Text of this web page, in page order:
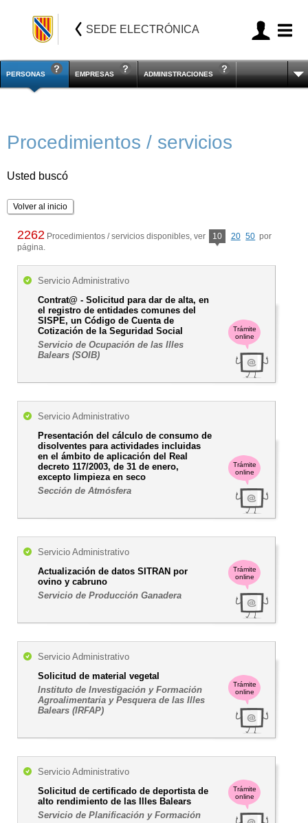
SEDE ELECTRÓNICA
PERSONAS EMPRESAS ADMINISTRACIONES
Procedimientos / servicios
Usted buscó
Volver al inicio
2262 Procedimientos / servicios disponibles, ver 10 20 50 por
página.
Trámite
online
Servicio Administrativo
Contrat@ - Solicitud para dar de alta, en
el registro de entidades comunes del
SISPE, un Código de Cuenta de
Cotización de la Seguridad Social
Servicio de Ocupación de las Illes
Balears (SOIB)
Trámite
online
Servicio Administrativo
Presentación del cálculo de consumo de
disolventes para actividades incluidas
en el ámbito de aplicación del Real
decreto 117/2003, de 31 de enero,
excepto limpieza en seco
Sección de Atmósfera
Trámite
online
Servicio Administrativo
Actualización de datos SITRAN por
ovino y cabruno
Servicio de Producción Ganadera
Trámite
online
Servicio Administrativo
Solicitud de material vegetal
Instituto de Investigación y Formación
Agroalimentaria y Pesquera de las Illes
Balears (IRFAP)
Trámite
online
Servicio Administrativo
Solicitud de certificado de deportista de
alto rendimiento de las Illes Balears
Servicio de Planificación y Formación